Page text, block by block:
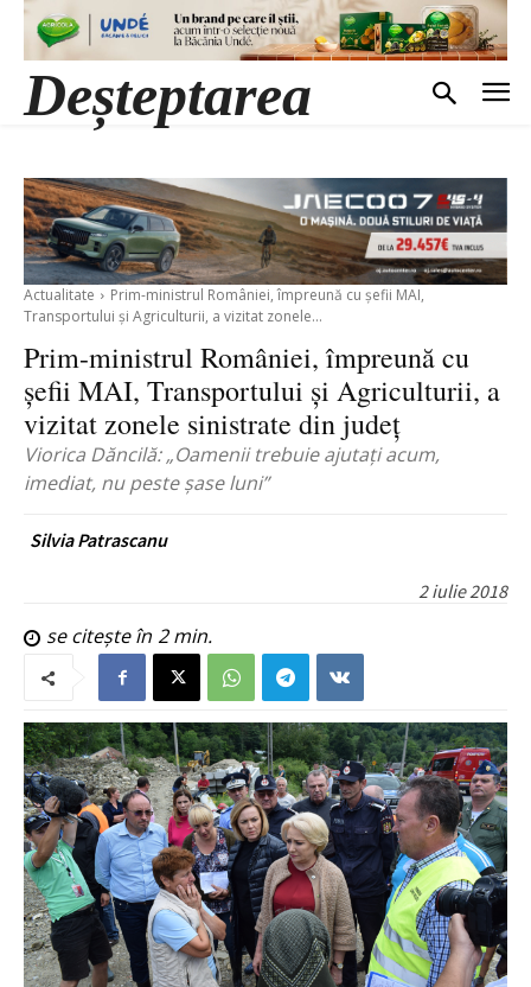
Deșteptarea
Actualitate
Prim-ministrul României, împreună cu șefii MAI,
Transportului și Agriculturii, a vizitat zonele...
Prim-ministrul României, împreună cu
șefii MAI, Transportului și Agriculturii, a
vizitat zonele sinistrate din județ
Viorica Dăncilă: „Oamenii trebuie ajutați acum,
imediat, nu peste șase luni”
Silvia Patrascanu
2 iulie 2018
se citește în 2min.